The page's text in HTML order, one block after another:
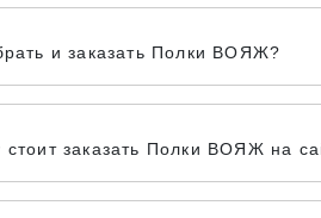
и заказать Полки ВОЯЖ?
стоит заказать Полки ВОЯЖ на